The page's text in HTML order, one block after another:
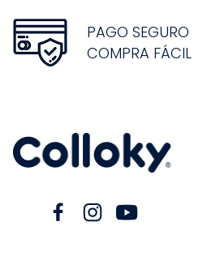
PAGO SEGURO
COMPRA FÁCIL